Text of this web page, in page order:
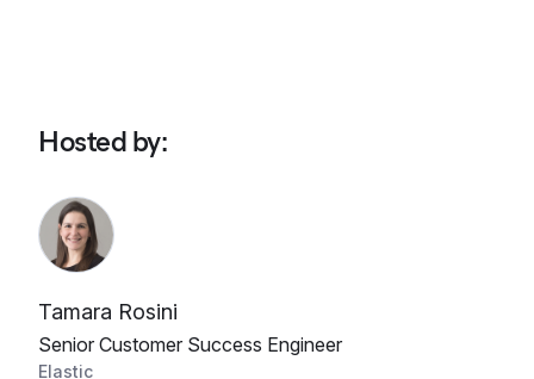
Hosted by:
Tamara Rosini
Senior Customer Success Engineer
Elastic